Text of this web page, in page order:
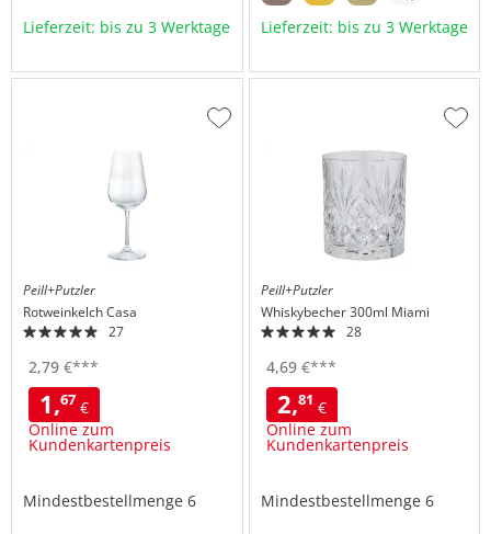
Lieferzeit: bis zu 3 Werktage Lieferzeit: bis zu 3 Werktage
Peill+Putzler
RotweinkelchCasa
27
2,79 €***
1,67 €
Online zum
Kundenkartenpreis
Mindestbestellmenge 6
Zur
Peill+Putzler
Whiskybecher 300ml Miami
28
4,69€***
2,81 €
Online zum
Kundenkartenpreis
Mindestbestellmenge 6
Zur